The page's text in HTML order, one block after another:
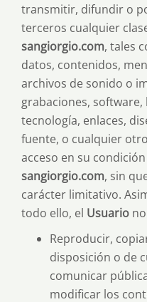
transmitir, difundir o
terceros cualquier
sangiorgio.com, tales
datos, contenidos,
archivos de sonido o
grabaciones,
tecnología, enlaces,
fuente, o cualquier
acceso en su
sangiorgio.com, sin
carácter limitativo.
todo ello, el Usuario
Reproducir,
disposición o de
comunicar
modificar los